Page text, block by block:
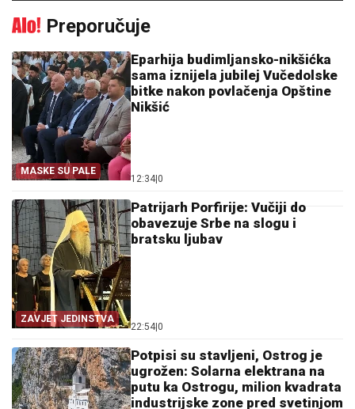
Preporučuje
MASKE SU PALE
Eparhija budimljansko-nikšićka
sama iznijela jubilej Vučedolske
bitke nakon povlačenja Opštine
Nikšić
12:34 0
ZAVJET JEDINSTVA
Patrijarh Porfirije: Vučiji do
obavezuje Srbe na slogu i
bratsku ljubav
22:54 0
Potpisi su stavljeni, Ostrog je
ugrožen: Solarna elektrana na
putu ka Ostrogu, milion kvadrata
industrijske zone pred svetinjom